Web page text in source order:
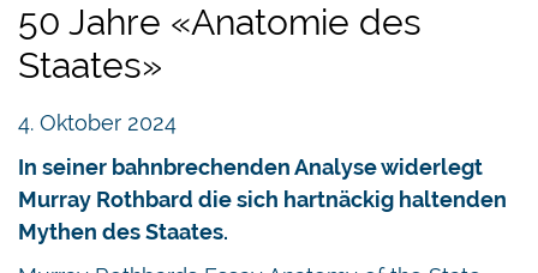
50 Jahre «Anatomie des
Staates»
4. Oktober 2024
In seiner bahnbrechenden Analyse widerlegt
Murray Rothbard die sich hartnäckig haltenden
Mythen des Staates.